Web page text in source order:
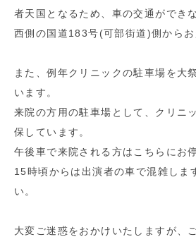
者天国となるため、車の交通ができ
西側の国道183号(可部街道)側からお
また、例年クリニックの駐車場を大
います。
来院の方用の駐車場として、クリニ
保しています。
午後車で来院される方はこちらにお
15時頃からは出演者の車で混雑しま
い。
大変ご迷惑をおかけいたしますが、